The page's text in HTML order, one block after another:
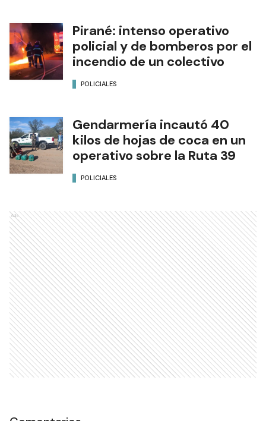
por un incendio y un
motociclista murió tras una
caída
POLICIALES
Secuestran 1200 cartuchos y
500 municiones de
diferentes calibres
POLICIALES
Pirané: intenso operativo
policial y de bomberos por el
incendio de un colectivo
POLICIALES
Gendarmería incautó 40
kilos de hojas de coca en un
operativo sobre la Ruta 39
POLICIALES